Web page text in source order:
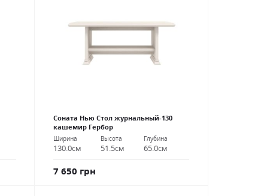
Соната Нью Стол журнальный-130
кашемир Гербор
Ширина
130.0см
Высота
51.5см
Глубина
65.0см
7 650 грн